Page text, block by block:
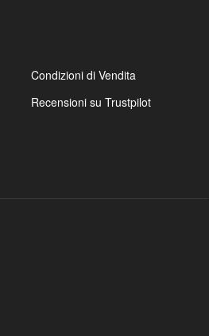
Condizioni di Vendita
Recensioni su Trustpilot